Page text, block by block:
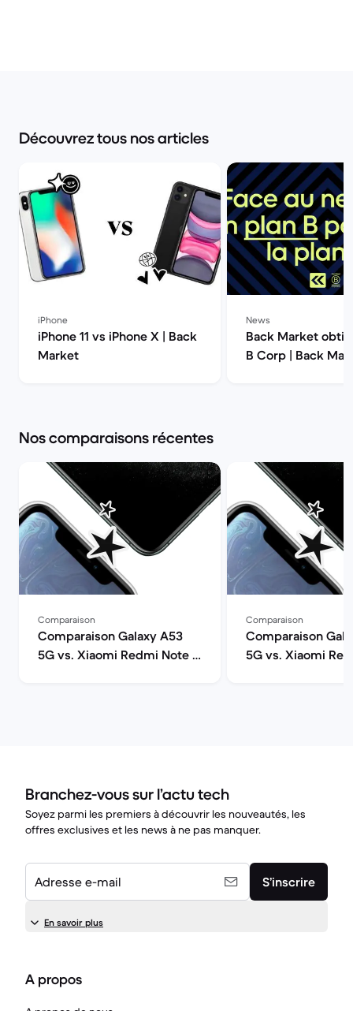
Découvrez tous nos articles
iPhone
iPhone 11 vs iPhone X | Back
Market
News
Back Market
B Corp | Back
Nos comparaisons récentes
Comparaison
Comparaison Galaxy A53
5G vs. Xiaomi Redmi Note 11
Comparaison
Comparaison
5G vs. Xiaomi
Branchez-vous sur l’actu tech
Soyez parmi les premiers à découvrir les nouveautés, les
offres exclusives et les news à ne pas manquer.
Adresse e-mail S’inscrire
En savoir plus
A propos